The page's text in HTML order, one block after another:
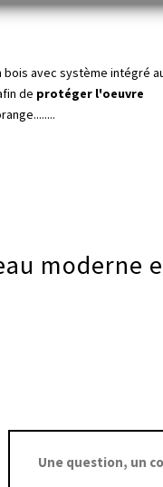
avec système intégré
de protéger l'oeuvre
moderne
Une question, un